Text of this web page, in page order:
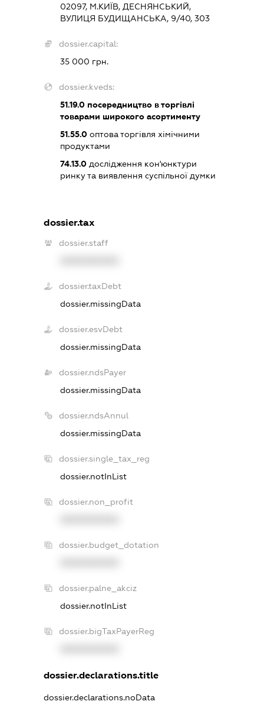
02097, М.КИЇВ, ДЕСНЯНСЬКИЙ,
ВУЛИЦЯ БУДИЩАНСЬКА, 9/40, 303
dossier.capital:
35 000 грн.
dossier.kveds:
51.19.0посередництво в торгівлі
товарами широкого асортименту
51.55.0оптова торгівля хімічними
продуктами
74.13.0дослідження кон'юнктури
ринку та виявлення суспільної думки
dossier.tax
dossier.staff
dossier.taxDebt
dossier.missingData
dossier.esvDebt
dossier.missingData
dossier.ndsPayer
dossier.missingData
dossier.ndsAnnul
dossier.missingData
dossier.single_tax_reg
dossier.notInList
dossier.non_profit
dossier.budget_dotation
dossier.palne_akciz
dossier.notInList
dossier.bigTaxPayerReg
dossier.declarations.title
dossier.declarations.noData